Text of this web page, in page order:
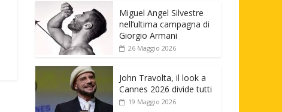
Miguel Angel Silvestre
nell’ultima campagna di
Giorgio Armani
26 Maggio 2026
John Travolta, il look a
Cannes 2026 divide tutti
19 Maggio 2026